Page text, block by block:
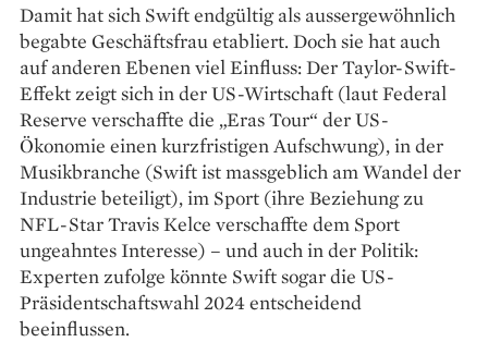
Damit hat sich Swift endgültig als ausser­gewöhnlich
begabte Geschäftsfrau etabliert. Doch sie hat auch
auf anderen Ebenen viel Einfluss: Der Taylor-Swift-
Effekt zeigt sich in der US-Wirtschaft (laut Federal
Reserve verschaffte die „Eras Tour“ der US-
Ökonomie einen kurz­fristigen Aufschwung), in der
Musikbranche (Swift ist massgeblich am Wandel der
Industrie beteiligt), im Sport (ihre Beziehung zu
NFL-Star Travis Kelce verschaffte dem Sport
ungeahntes Interesse) – und auch in der Politik:
Experten zufolge könnte Swift sogar die US-
Präsidentschaftswahl 2024 entscheidend
beeinflussen.